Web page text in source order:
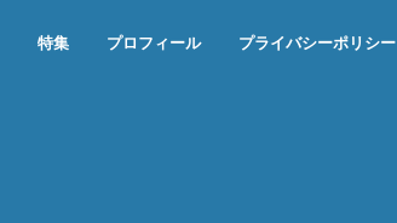
特集 プロフィール プライバシーポリシー